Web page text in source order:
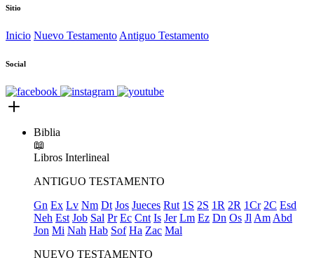
Sitio
Inicio Nuevo Testamento Antiguo Testamento
Social
Biblia
📖
Libros Interlineal
ANTIGUO TESTAMENTO
Gn Ex Lv Nm Dt Jos Jueces Rut 1S 2S 1R 2R 1Cr 2C Esd
Neh Est Job Sal Pr Ec Cnt Is Jer Lm Ez Dn Os Jl Am Abd
Jon Mi Nah Hab Sof Ha Zac Mal
NUEVO TESTAMENTO